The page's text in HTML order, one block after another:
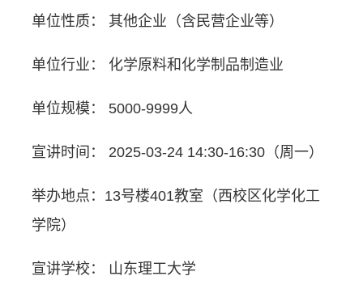
单位性质： 其他企业（含民营企业等）
单位行业： 化学原料和化学制品制造业
单位规模： 5000-9999人
宣讲时间： 2025-03-24 14:30-16:30（周一）
举办地点： 13号楼401教室（西校区化学化工
学院）
宣讲学校： 山东理工大学